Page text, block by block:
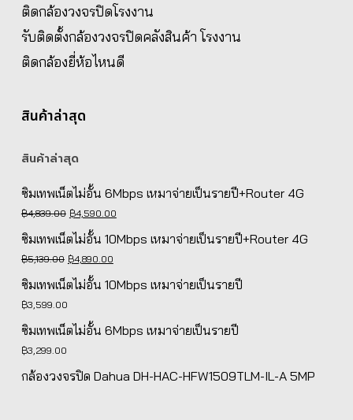
ติดกล้องวงจรปิดโรงงาน
รับติดตั้งกล้องวงจรปิดคลังสินค้า โรงงาน
ติดกล้องยี่ห้อไหนดี
สินค้าล่าสุด
สินค้าล่าสุด
ซิมเทพเน็ตไม่อั้น 6Mbps เหมาจ่ายเป็นรายปี+Router 4G
฿4,839.00 Original
price
฿4,839.00.
฿4,590.00Current
ซิมเทพเน็ตไม่อั้น 10Mbps เหมาจ่ายเป็นรายปี+Router 4G
฿5,139.00 Original
price
฿4,890.00Current
ซิมเทพเน็ตไม่อั้น 10Mbps เหมาจ่ายเป็นรายปี
฿3,599.00
ซิมเทพเน็ตไม่อั้น 6Mbps เหมาจ่ายเป็นรายปี
฿3,299.00
กล้องวงจรปิด Dahua DH-HAC-HFW1509TLM-IL-A 5MP